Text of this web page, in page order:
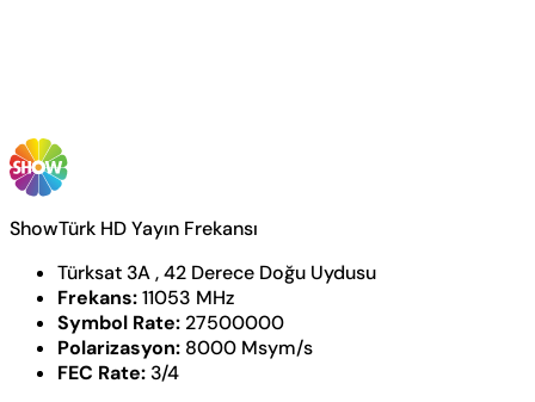
ShowTürk HD Yayın Frekansı
Türksat 3A , 42 Derece Doğu Uydusu
Frekans:11053 MHz
Symbol Rate: 27500000
Polarizasyon: 8000 Msym/s
FEC Rate: 3/4